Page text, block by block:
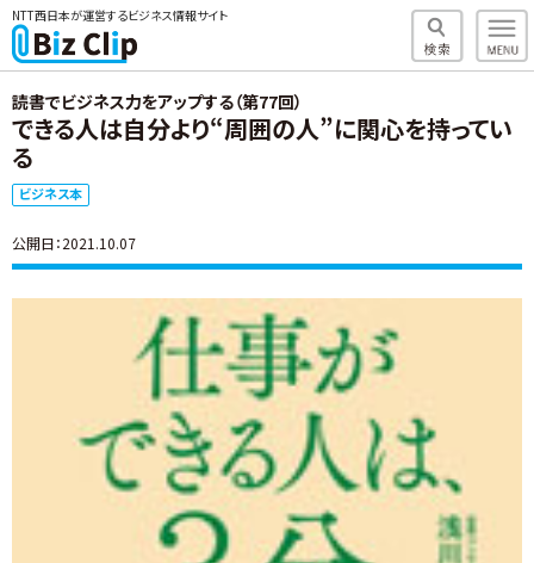
NTT西日本が運営するビジネス情報サイト
読書でビジネス力をアップする（第77回）
できる人は自分より“周囲の人”に関心を持ってい
る
ビジネス本
公開日：2021.10.07